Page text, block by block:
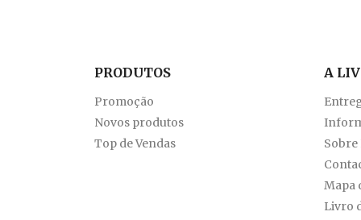
PRODUTOS
Promoção
Novos produtos
Top de Vendas
A
Sobre
Mapa
Livro